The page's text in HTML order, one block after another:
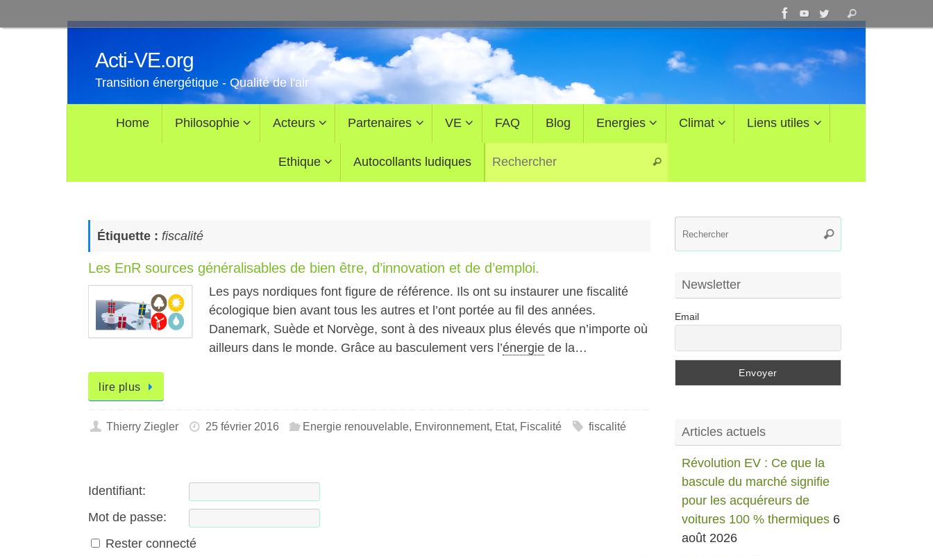
Passer
pour
:
Rechercher
Acti-VE.org
Transition énergétique - Qualité de l'air
Home Philosophie Acteurs Partenaires VE FAQ Blog Energies Climat Liens utiles
Ethique Autocollants ludiques Rechercher
Étiquette : fiscalité
Les EnR sources généralisables de bien être, d’innovation et de d’emploi.
Les pays nordiques font figure de référence. Ils ont su instaurer une fiscalité
écologique bien avant tous les autres et l’ont portée au fil des années.
Danemark, Suède et Norvège, sont à des niveaux plus élevés que n’importe où
ailleurs dans le monde. Grâce au basculement vers l’énergie de la…
lire plus
Thierry Ziegler 25 février 2016 Energie renouvelable, Environnement, Etat, Fiscalité fiscalité
Identifiant:
Mot de passe:
Rester connecté
Rechercher
Newsletter
Email
Articles actuels
Révolution EV : Ce que la
bascule du marché signifie
pour les acquéreurs de
voitures 100 % thermiques 6
août 2026